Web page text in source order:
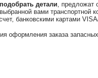
подобрать детали, предложат
вами транспортной
банковскими картами
оформления заказа